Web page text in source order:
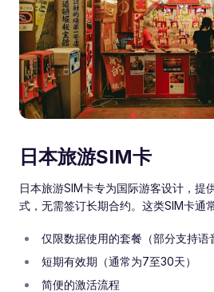
日本旅游SIM卡
日本旅游SIM卡专为国际游客设计，提
式，无需签订长期合约。这类SIM卡通
仅限数据使用的套餐（部分支持语
短期有效期（通常为7至30天）
简便的激活流程